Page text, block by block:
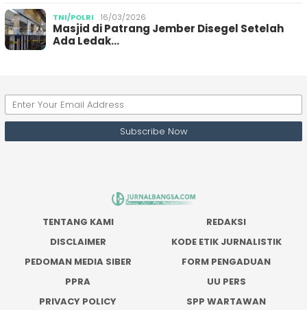
TNI/POLRI 16/03/2026
Masjid di Patrang Jember Disegel Setelah
Ada Ledak…
TENTANG KAMI
REDAKSI
DISCLAIMER
KODE ETIK JURNALISTIK
PEDOMAN MEDIA SIBER
FORM PENGADUAN
PPRA
UU PERS
PRIVACY POLICY
SPP WARTAWAN